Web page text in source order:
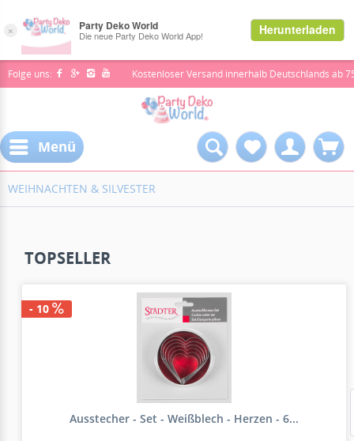
Folge uns: Kostenloser Versand innerhalb Deutschlands ab
Menü
WEIHNACHTEN & SILVESTER
TOPSELLER
- 10
Ausstecher - Set - Weißblech - Herzen - 6...